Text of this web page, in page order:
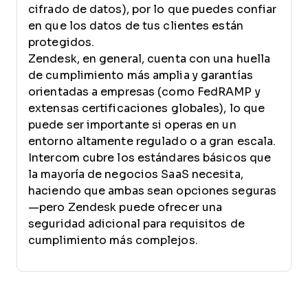
cifrado de datos), por lo que puedes confiar
en que los datos de tus clientes están
protegidos.
Zendesk, en general, cuenta con una huella
de cumplimiento más amplia y garantías
orientadas a empresas (como FedRAMP y
extensas certificaciones globales), lo que
puede ser importante si operas en un
entorno altamente regulado o a gran escala.
Intercom cubre los estándares básicos que
la mayoría de negocios SaaS necesita,
haciendo que ambas sean opciones seguras
—pero Zendesk puede ofrecer una
seguridad adicional para requisitos de
cumplimiento más complejos.